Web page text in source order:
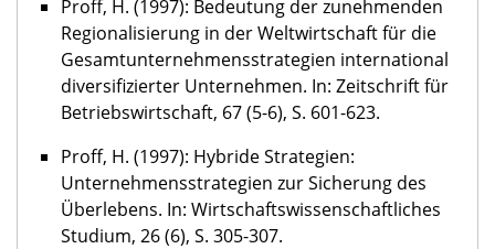
Proff, H. (1997): Bedeutung der zunehmenden
Regionalisierung in der Weltwirtschaft für die
Gesamtunternehmensstrategien international
diversifizierter Unternehmen. In: Zeitschrift für
Betriebswirtschaft, 67 (5-6), S. 601-623.
Proff, H. (1997): Hybride Strategien:
Unternehmensstrategien zur Sicherung des
Überlebens. In: Wirtschaftswissenschaftliches
Studium, 26 (6), S. 305-307.